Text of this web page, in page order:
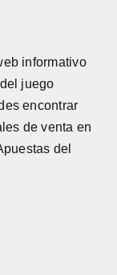
informativo
juego
encontrar
de venta en
del